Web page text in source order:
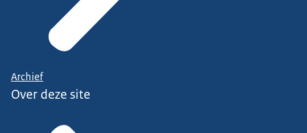
Archief
Over deze site